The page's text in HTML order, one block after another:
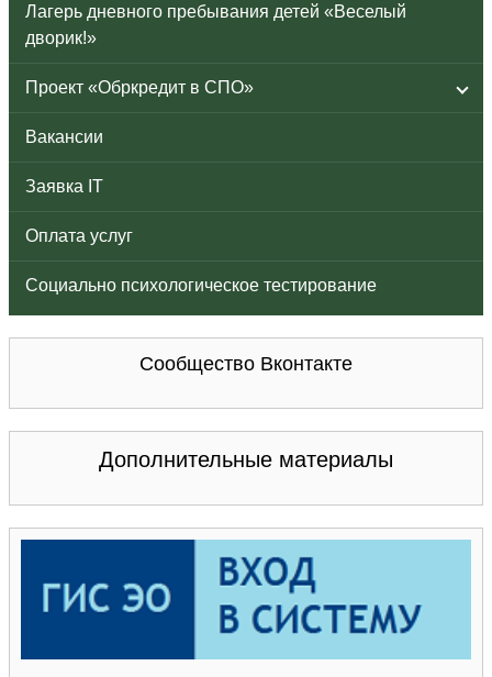
Лагерь дневного пребывания детей «Веселый
дворик!»
Проект «Обркредит в СПО»
Вакансии
Заявка IT
Оплата услуг
Социально психологическое тестирование
Сообщество Вконтакте
Дополнительные материалы